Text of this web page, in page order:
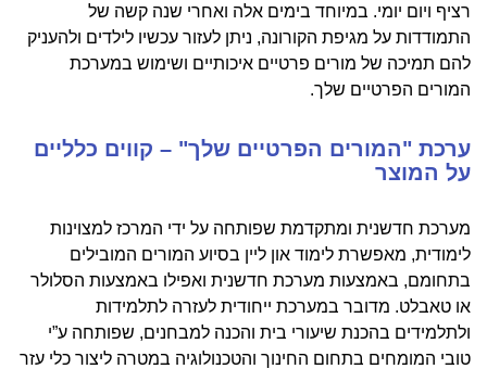
רציף ויום יומי. במיוחד בימים אלה ואחרי שנה קשה של
התמודדות על מגיפת הקורונה, ניתן לעזור עכשיו לילדים ולהעניק
להם תמיכה של מורים פרטיים איכותיים ושימוש במערכת
המורים הפרטיים שלך.
ערכת "המורים הפרטיים שלך" – קווים כלליים
על המוצר
מערכת חדשנית ומתקדמת שפותחה על ידי המרכז למצוינות
לימודית, מאפשרת לימוד און ליין בסיוע המורים המובילים
בתחומם, באמצעות מערכת חדשנית ואפילו באמצעות הסלולר
או טאבלט. מדובר במערכת ייחודית לעזרה לתלמידות
ולתלמידים בהכנת שיעורי בית והכנה למבחנים, שפותחה ע”י
טובי המומחים בתחום החינוך והטכנולוגיה במטרה ליצור כלי עזר